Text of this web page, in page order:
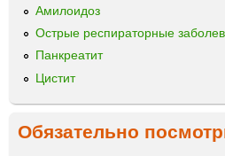
Амилоидоз
Острые респираторные
Панкреатит
Цистит
Обязательно